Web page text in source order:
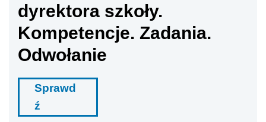
dyrektora szkoły.
Kompetencje. Zadania.
Odwołanie
Sprawd
ź